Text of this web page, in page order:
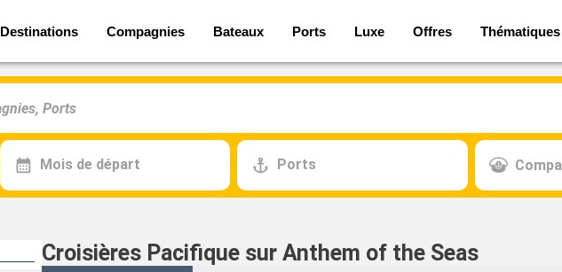
Destinations Compagnies Bateaux Ports Luxe Offres Thématiques
Mois de départ Ports
Croisières Pacifique sur Anthem of the Seas